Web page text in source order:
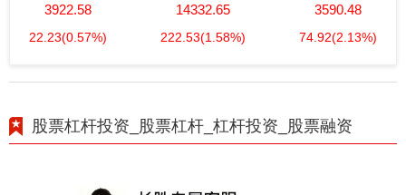
3922.58
22.23(0.57%)
14332.65
222.53(1.58%)
3590.48
74.92(2.13%)
股票杠杆投资_股票杠杆_杠杆投资_股票融资